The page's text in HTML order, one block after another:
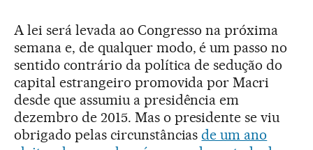
A lei será levada ao Congresso na próxima
semana e, de qualquer modo, é um passo no
sentido contrário da política de sedução do
capital estrangeiro promovida por Macri
desde que assumiu a presidência em
dezembro de 2015. Mas o presidente se viu
obrigado pelas circunstânciasde um ano